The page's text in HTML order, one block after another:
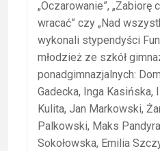
„Oczarowanie”, „Zabiorę
wracać” czy „Nad
wykonali stypendyści
młodzież ze szkół
ponadgimnazjalnych:
Gadecka, Inga
Kulita, Jan Markowski,
Palkowski, Maks
Sokołowska, Emilia